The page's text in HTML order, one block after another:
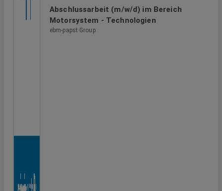
Abschlussarbeit (m/w/d) im Bereich
Motorsystem - Technologien
ebm-papst Group